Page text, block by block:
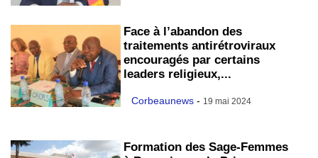
Face à l’abandon des
traitements antirétroviraux
encouragés par certains
leaders religieux,...
Corbeaunews - 19 mai 2024
Formation des Sage-Femmes